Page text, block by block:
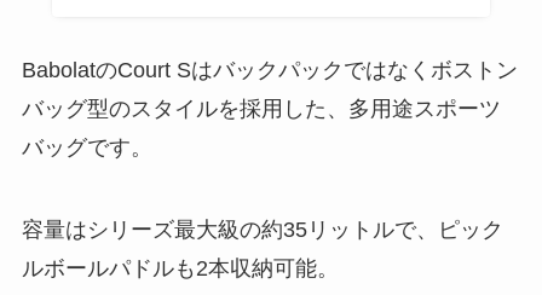
BabolatのCourt Sはバックパックではなくボストン
バッグ型のスタイルを採用した、多用途スポーツ
バッグです。
容量はシリーズ最大級の約35リットルで、ピック
ルボールパドルも2本収納可能。